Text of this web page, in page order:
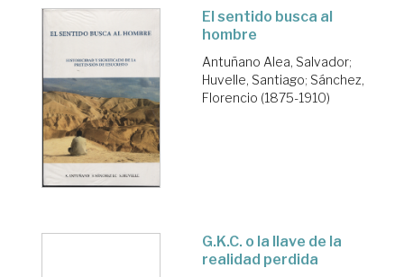
El sentido busca al
hombre
Antuñano Alea, Salvador;
Huvelle, Santiago; Sánchez,
Florencio (1875-1910)
G.K.C. o la llave de la
realidad perdida